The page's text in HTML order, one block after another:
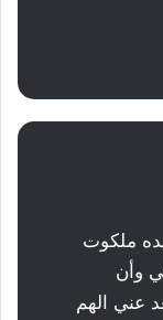
ملكوت
وأن
عني الهم